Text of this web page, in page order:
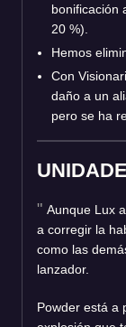
bonificación
20 %).
Hemos
Con
daño a un
pero se ha
Aunque Lux
a corregir la
como las
lanzador.
Powder está a